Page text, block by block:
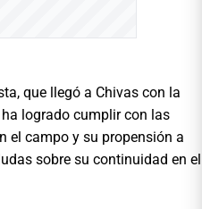
que llegó a Chivas con la
logrado cumplir con las
el campo y su propensión a
sobre su continuidad en el